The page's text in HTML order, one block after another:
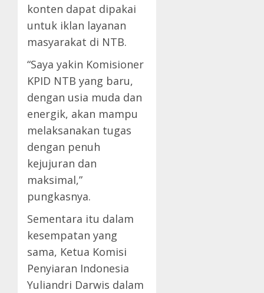
konten dapat dipakai
untuk iklan layanan
masyarakat di NTB.
“Saya yakin Komisioner
KPID NTB yang baru,
dengan usia muda dan
energik, akan mampu
melaksanakan tugas
dengan penuh
kejujuran dan
maksimal,”
pungkasnya.
Sementara itu dalam
kesempatan yang
sama, Ketua Komisi
Penyiaran Indonesia
Yuliandri Darwis dalam